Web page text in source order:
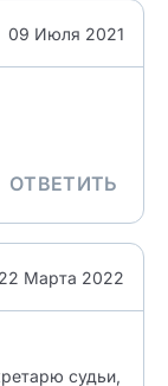
09 Июля 2021
ОТВЕТИТЬ
22 Марта 2022
судьи,